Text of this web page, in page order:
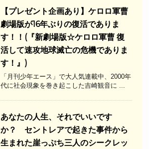
【プレゼント企画あり】ケロロ軍曹
劇場版が16年ぶりの復活でありま
す！！(『新劇場版☆ケロロ軍曹 復
活して速攻地球滅亡の危機でありま
す！』)
「月刊少年エース」で大人気連載中、2000年
代に社会現象を巻き起こした吉崎観音に ...
あなたの人生、それでいいです
か？ セントレアで起きた事件から
生まれた崖っぷち三人のシークレッ